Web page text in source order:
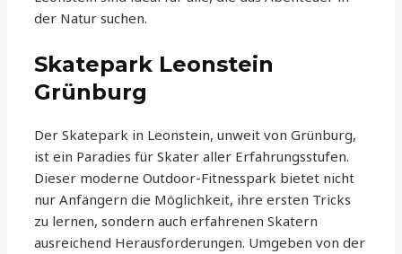
der Natur suchen.
Skatepark Leonstein
Grünburg
Der Skatepark in Leonstein, unweit von Grünburg,
ist ein Paradies für Skater aller Erfahrungsstufen.
Dieser moderne Outdoor-Fitnesspark bietet nicht
nur Anfängern die Möglichkeit, ihre ersten Tricks
zu lernen, sondern auch erfahrenen Skatern
ausreichend Herausforderungen. Umgeben von der